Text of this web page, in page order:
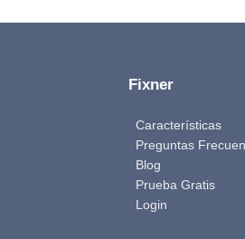
Fixner
Características
Preguntas
Blog
Prueba Gratis
Login